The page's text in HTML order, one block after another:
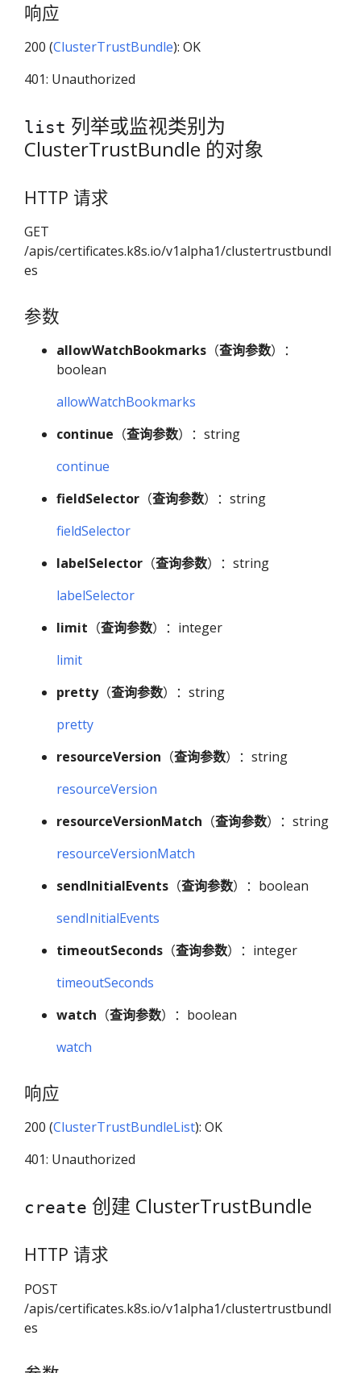
响应
200 (ClusterTrustBundle): OK
401: Unauthorized
list 列举或监视类别为
ClusterTrustBundle 的对象
HTTP 请求
GET
/apis/certificates.k8s.io/v1alpha1/clustertrustbundl
es
参数
allowWatchBookmarks （查询参数）：
boolean
allowWatchBookmarks
continue （查询参数）：string
continue
fieldSelector （查询参数）：string
fieldSelector
labelSelector （查询参数）：string
labelSelector
limit （查询参数）：integer
limit
pretty（查询参数）：string
pretty
resourceVersion （查询参数）：string
resourceVersion
resourceVersionMatch （查询参数）：string
resourceVersionMatch
sendInitialEvents （查询参数）：boolean
sendInitialEvents
timeoutSeconds （查询参数）：integer
timeoutSeconds
watch （查询参数）：boolean
watch
响应
200 (ClusterTrustBundleList): OK
401: Unauthorized
create 创建 ClusterTrustBundle
HTTP 请求
POST
/apis/certificates.k8s.io/v1alpha1/clustertrustbundl
es